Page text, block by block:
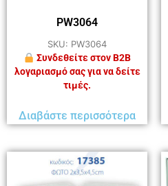
PW3064
SKU: PW3064
Συνδεθείτε στον B2B
λογαριασμό σας για να δείτε
τιμές.
Διαβάστε περισσότερα